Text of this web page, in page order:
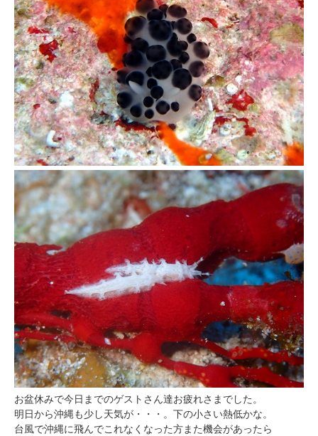
お盆休みで今日までのゲストさん達お疲れさまでした。
明日から沖縄も少し天気が・・・。下の小さい熱低かな。
台風で沖縄に飛んでこれなくなった方また機会があったら